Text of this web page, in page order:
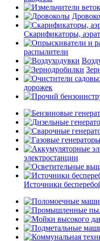
Скарификаторы,
распылители
дорожек
электростанции
Источники